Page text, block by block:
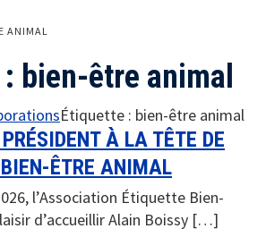
ANIMAL
bien-être animal
Étiquette : bien-être animal
À LA TÊTE DE
ÊTRE ANIMAL
l’Association Étiquette Bien-
d’accueillir Alain Boissy […]